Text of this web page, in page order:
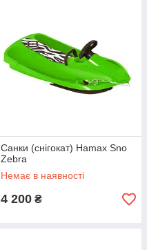
Санки (снігокат) Hamax Sno
Zebra
Немає в наявності
4 200 ₴